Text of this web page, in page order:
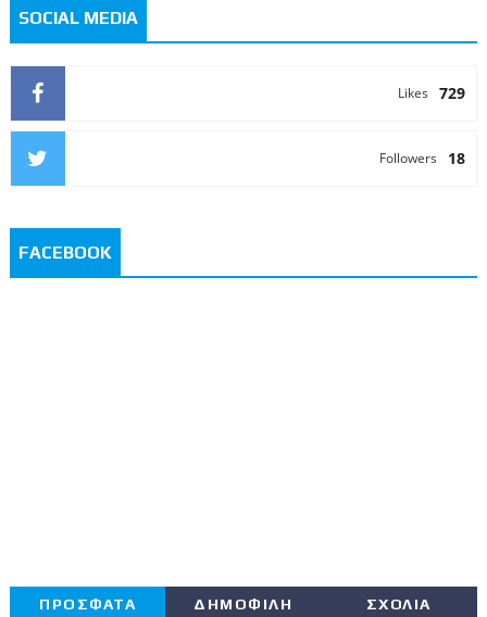
SOCIAL MEDIA
729
Likes
18
Followers
FACEBOOK
ΠΡΟΣΦΑΤΑ ΔΗΜΟΦΙΛΗ ΣΧΟΛΙΑ